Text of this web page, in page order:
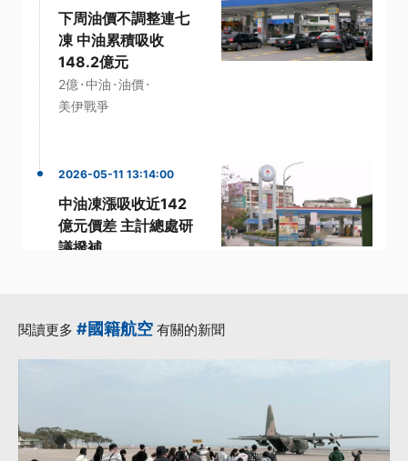
下周油價不調整連七
凍 中油累積吸收
148.2億元
2億·中油 ·油價 ·
美伊戰爭
2026-05-11 13:14:00
中油凍漲吸收近142
億元價差 主計總處研
議撥補
閱讀更多 #國籍航空 有關的新聞